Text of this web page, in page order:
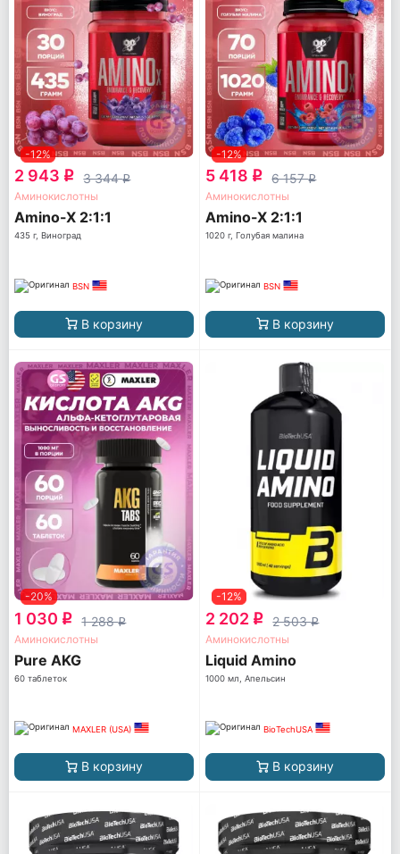
-12%
2 943 q 3 344q
Аминокислотны
Amino-X 2:1:1
435 г, Виноград
BSN
В корзину
-12%
5 418 q 6 157q
Аминокислотны
Amino-X 2:1:1
1020 г, Голубая малина
BSN
В корзину
-20%
1 030 q 1 288q
Аминокислотны
Pure AKG
60 таблеток
MAXLER (USA)
В корзину
-12%
2 202 q 2 503q
Аминокислотны
Liquid Amino
1000 мл, Апельсин
BioTechUSA
В корзину